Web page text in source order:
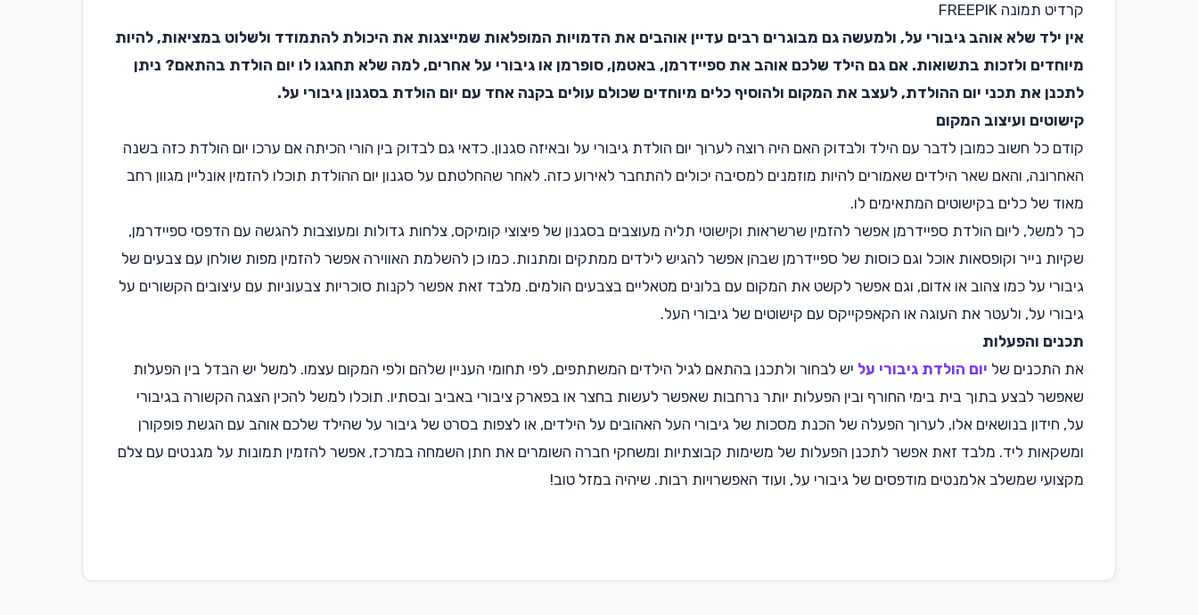
קרדיט תמונה FREEPIK
אין ילד שלא אוהב גיבורי על, ולמעשה גם מבוגרים רבים עדיין אוהבים את הדמויות המופלאות שמייצגות את היכולת להתמודד ולשלוט במציאות, להיות
מיוחדים ולזכות בתשואות. אם גם הילד שלכם אוהב את ספיידרמן, באטמן, סופרמן או גיבורי על אחרים, למה שלא תחגגו לו יום הולדת בהתאם? ניתן
לתכנן את תכני יום ההולדת, לעצב את המקום ולהוסיף כלים מיוחדים שכולם עולים בקנה אחד עם יום הולדת בסגנון גיבורי על.
קישוטים ועיצוב המקום
קודם כל חשוב כמובן לדבר עם הילד ולבדוק האם היה רוצה לערוך יום הולדת גיבורי על ובאיזה סגנון. כדאי גם לבדוק בין הורי הכיתה אם ערכו יום הולדת כזה בשנה
האחרונה, והאם שאר הילדים שאמורים להיות מוזמנים למסיבה יכולים להתחבר לאירוע כזה. לאחר שהחלטתם על סגנון יום ההולדת תוכלו להזמין אונליין מגוון רחב
מאוד של כלים בקישוטים המתאימים לו.
כך למשל, ליום הולדת ספיידרמן אפשר להזמין שרשראות וקישוטי תליה מעוצבים בסגנון של פיצוצי קומיקס, צלחות גדולות ומעוצבות להגשה עם הדפסי ספיידרמן,
שקיות נייר וקופסאות אוכל וגם כוסות של ספיידרמן שבהן אפשר להגיש לילדים ממתקים ומתנות. כמו כן להשלמת האווירה אפשר להזמין מפות שולחן עם צבעים של
גיבורי על כמו צהוב או אדום, וגם אפשר לקשט את המקום עם בלונים מטאליים בצבעים הולמים. מלבד זאת אפשר לקנות סוכריות צבעוניות עם עיצובים הקשורים על
גיבורי על, ולעטר את העוגה או הקאפקייקס עם קישוטים של גיבורי העל.
תכנים והפעלות
את התכנים של יום הולדת גיבורי על יש לבחור ולתכנן בהתאם לגיל הילדים המשתתפים, לפי תחומי העניין שלהם ולפי המקום עצמו. למשל יש הבדל בין הפעלות
שאפשר לבצע בתוך בית בימי החורף ובין הפעלות יותר נרחבות שאפשר לעשות בחצר או בפארק ציבורי באביב ובסתיו. תוכלו למשל להכין הצגה הקשורה בגיבורי
על, חידון בנושאים אלו, לערוך הפעלה של הכנת מסכות של גיבורי העל האהובים על הילדים, או לצפות בסרט של גיבור על שהילד שלכם אוהב עם הגשת פופקורן
ומשקאות ליד. מלבד זאת אפשר לתכנן הפעלות של משימות קבוצתיות ומשחקי חברה השומרים את חתן השמחה במרכז, אפשר להזמין תמונות על מגנטים עם צלם
מקצועי שמשלב אלמנטים מודפסים של גיבורי על, ועוד האפשרויות רבות. שיהיה במזל טוב!